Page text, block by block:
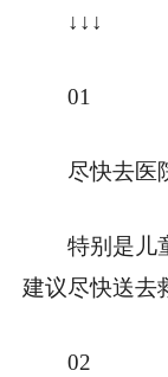
↓↓↓
01
尽快去医
特别是儿
建议尽快送去
02